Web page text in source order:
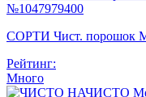
СОРТИ Чист. порошок
Рейтинг:
Много